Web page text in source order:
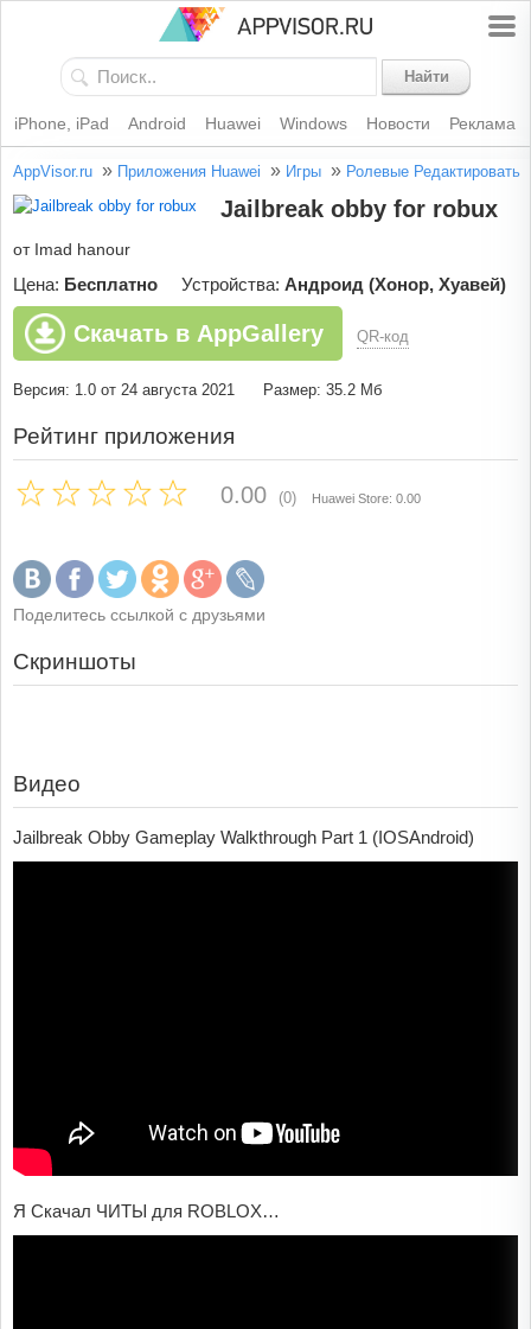
Найти
iPhone, iPad Android Huawei Windows Новости Реклама
AppVisor.ru » Приложения Huawei » Игры » Ролевые Редактировать
Jailbreak obby for robux
от Imad hanour
Цена: Бесплатно Устройства: Андроид (Хонор, Хуавей)
Скачать в AppGallery QR-код
Версия: 1.0 от 24 августа 2021 Размер: 35.2 Мб
Рейтинг приложения
0.00 (0) Huawei Store: 0.00
Поделитесь ссылкой с друзьями
Скриншоты
Видео
Jailbreak Obby Gameplay Walkthrough Part 1 (IOSAndroid)
Я Скачал ЧИТЫ для ROBLOX…